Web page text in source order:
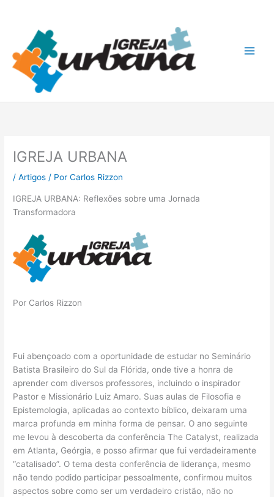
conteúdo
IGREJA URBANA
/Artigos / PorCarlos Rizzon
IGREJA URBANA: Reflexões sobre uma Jornada
Transformadora
Por Carlos Rizzon
Fui abençoado com a oportunidade de estudar no Seminário
Batista Brasileiro do Sul da Flórida, onde tive a honra de
aprender com diversos professores, incluindo o inspirador
Pastor e Missionário Luiz Amaro. Suas aulas de Filosofia e
Epistemologia, aplicadas ao contexto bíblico, deixaram uma
marca profunda em minha forma de pensar. O ano seguinte
me levou à descoberta da conferência The Catalyst, realizada
em Atlanta, Geórgia, e posso afirmar que fui verdadeiramente
“catalisado”. O tema desta conferência de liderança, mesmo
não tendo podido participar pessoalmente, confirmou muitos
aspectos sobre como ser um verdadeiro cristão, não no
u